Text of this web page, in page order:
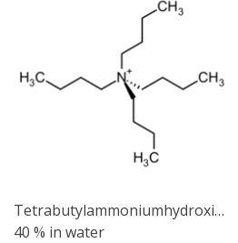
Tetrabutylammoniumhydroxide
40 % in water